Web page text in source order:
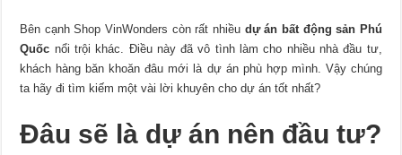
Bên cạnh Shop VinWonders còn rất nhiều dự án bất động sản Phú
Quốc nổi trội khác. Điều này đã vô tình làm cho nhiều nhà đầu tư,
khách hàng băn khoăn đâu mới là dự án phù hợp mình. Vậy chúng
ta hãy đi tìm kiếm một vài lời khuyên cho dự án tốt nhất?
Đâu sẽ là dự án nên đầu tư?